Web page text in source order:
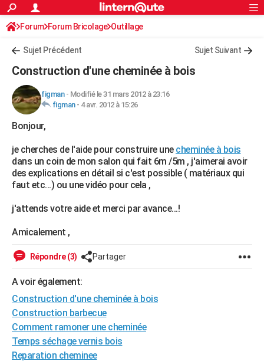
ACTUALITÉS
Politique
Société
Faits Divers
Education
Monde
Villes
+
FINANCE
Retraite
Impôts
Epargne
Immobilier
Risques naturels par ville
Banque
Assurance
Crédit
AUTO
Essais
Réserver un essai
Citadines
Berlines
SUV
Forum auto
+HIGH-TECH
Mobiles
Meilleur smartphone
Internet
Ordinateurs
Jeux vidéo
Guide high-tech
+BRICOLAGE
Forum
Aménagement intérieur
Extérieur
Cuisine
Salle de bains
Jardinage
Rangement
WEEK-END
Guides de France
Escapades
Patrimoine
Expositions
Musées
Week-end nature
+LIFESTYLE
Art de vivre
Bien-être
Loisirs
ModeModes de vie
SANTE
Alimentation
Guide de la santé
Maladies
Médicaments
Sommeil
VOYAGE
Destinations
City break
Voyage nature
Voyage de noces
Forum
Climat
PHOTO
GUIDES D'ACHAT
BONS PLANS
CARTE DE VOEUX
S'inscrire
Connexion
Forum Forum Bricolage Outillage
Sujet Précédent Sujet Suivant
Construction d'une cheminée à bois
figman- Modifié le 31 mars 2012 à 23:16
figman- 4 avr. 2012 à 15:26
Bonjour,
je cherches de l'aide pour construire une cheminée à bois
dans un coin de mon salon qui fait 6m /5m , j'aimerai avoir
des explications en détail si c'est possible ( matériaux qui
faut etc...) ou une vidéo pour cela ,
j'attends votre aide et merci par avance...!
Amicalement ,
Répondre (3) Partager
A voir également:
Construction d'une cheminée à bois
Construction barbecue
Comment ramoner une cheminée
Temps séchage vernis bois
Reparation cheminee